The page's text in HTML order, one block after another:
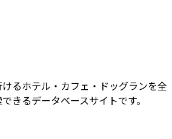
るホテル・カフェ・ドッグランを全
きるデータベースサイトです。